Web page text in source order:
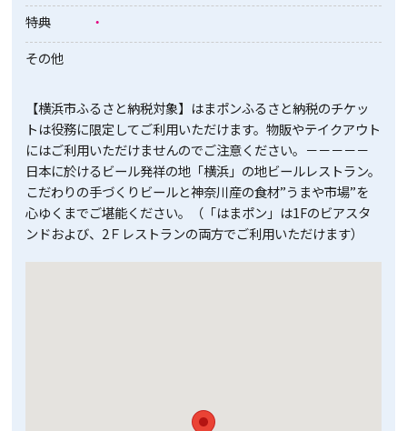
特典
・
その他
【横浜市ふるさと納税対象】はまポンふるさと納税のチケッ
トは役務に限定してご利用いただけます。物販やテイクアウト
にはご利用いただけませんのでご注意ください。－－－－－
日本に於けるビール発祥の地「横浜」の地ビールレストラン。
こだわりの手づくりビールと神奈川産の食材”うまや市場”を
心ゆくまでご堪能ください。（「はまポン」は1Fのビアスタ
ンドおよび、2Ｆレストランの両方でご利用いただけます）